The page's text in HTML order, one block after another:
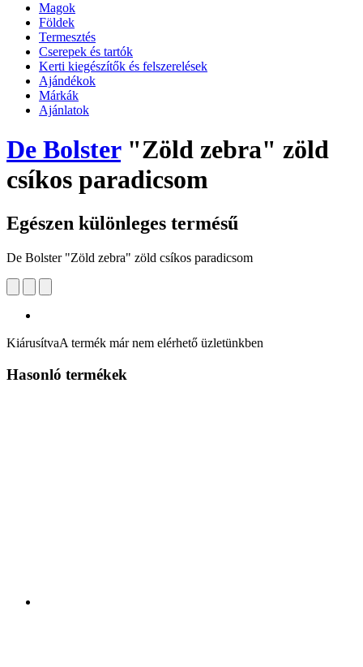
Magok
Földek
Termesztés
Cserepek és tartók
Kerti kiegészítők és felszerelések
Ajándékok
Márkák
Ajánlatok
De Bolster"Zöld zebra" zöld
csíkos paradicsom
Egészen különleges termésű
De Bolster "Zöld zebra" zöld csíkos paradicsom
KiárusítvaA termék már nem elérhető üzletünkben
Hasonló termékek